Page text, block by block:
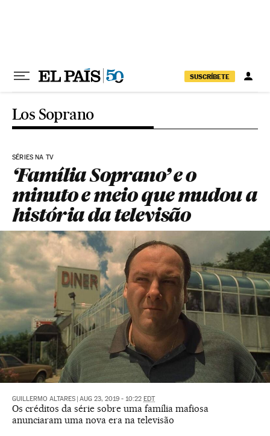
SUSCRÍBETE
Los Soprano
SÉRIES NA TV
‘Família Soprano’ e o
minuto e meio que mudou a
história da televisão
GUILLERMO ALTARES AUG 23, 2019 - 10:22 EDT
Os créditos da série sobre uma família mafiosa
anunciaram uma nova era na televisão